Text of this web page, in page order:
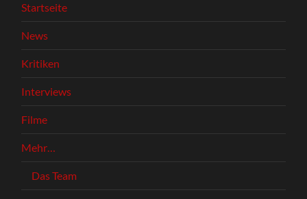
Startseite
News
Kritiken
Interviews
Filme
Mehr…
Das Team